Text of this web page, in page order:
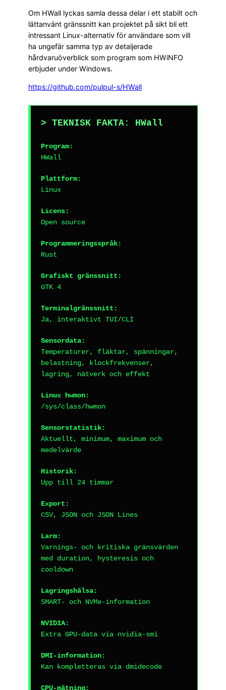
Om HWall lyckas samla dessa delar i ett stabilt och
lättanvänt gränssnitt kan projektet på sikt bli ett
intressant Linux-alternativ för användare som vill
ha ungefär samma typ av detaljerade
hårdvaruöverblick som program som HWiNFO
erbjuder under Windows.
https://github.com/pulpul-s/HWall
> TEKNISK FAKTA: HWall
Program:
HWall
Plattform:
Linux
Licens:
Open source
Programmeringsspråk:
Rust
Grafiskt gränssnitt:
GTK 4
Terminalgränssnitt:
Ja, interaktivt TUI/CLI
Sensordata:
Temperaturer, fläktar, spänningar,
belastning, klockfrekvenser,
lagring, nätverk och effekt
Linux hwmon:
/sys/class/hwmon
Sensorstatistik:
Aktuellt, minimum, maximum och
medelvärde
Historik:
Upp till 24 timmar
Export:
CSV, JSON och JSON Lines
Larm:
Varnings- och kritiska gränsvärden
med duration, hysteresis och
cooldown
Lagringshälsa:
SMART- och NVMe-information
NVIDIA:
Extra GPU-data via nvidia-smi
DMI-information:
Kan kompletteras via dmidecode
CPU-mätning: